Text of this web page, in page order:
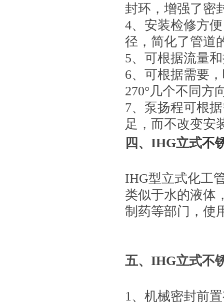
封环，增强了密
4、安装检修方
径，简化了管道
5、可根据流量
6、可根据需要
270°几个不同方
7、泵扬程可根
足，而不改变安
四、IHG立式不
IHG型立式化工
类似于水的液体
制药等部门，使
五、 IHG立式不
1、机械密封前